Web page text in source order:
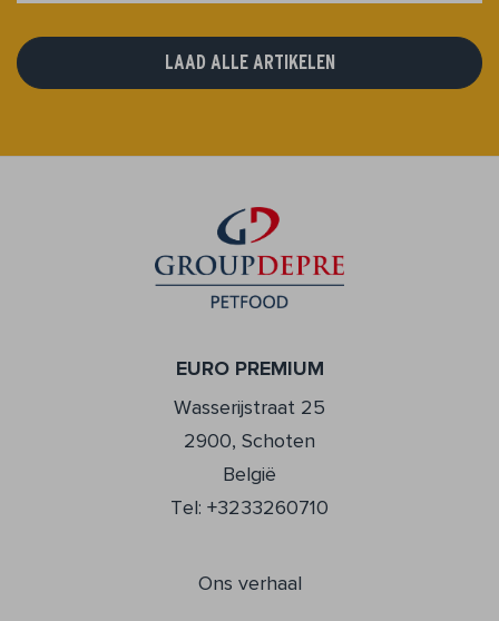
LAAD ALLE ARTIKELEN
EURO PREMIUM
Wasserijstraat 25
2900, Schoten
België
Tel: +3233260710
Ons verhaal